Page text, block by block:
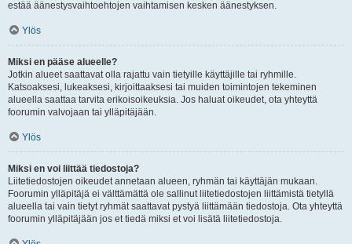
estää äänestysvaihtoehtojen vaihtamisen kesken äänestyksen.
Ylös
Miksi en pääse alueelle?
Jotkin alueet saattavat olla rajattu vain tietyille käyttäjille tai ryhmille.
Katsoaksesi, lukeaksesi, kirjoittaaksesi tai muiden toimintojen tekeminen
alueella saattaa tarvita erikoisoikeuksia. Jos haluat oikeudet, ota yhteyttä
foorumin valvojaan tai ylläpitäjään.
Ylös
Miksi en voi liittää tiedostoja?
Liitetiedostojen oikeudet annetaan alueen, ryhmän tai käyttäjän mukaan.
Foorumin ylläpitäjä ei välttämättä ole sallinut liitetiedostojen liittämistä tietyllä
alueella tai vain tietyt ryhmät saattavat pystyä liittämään tiedostoja. Ota yhteyttä
foorumin ylläpitäjään jos et tiedä miksi et voi lisätä liitetiedostoja.